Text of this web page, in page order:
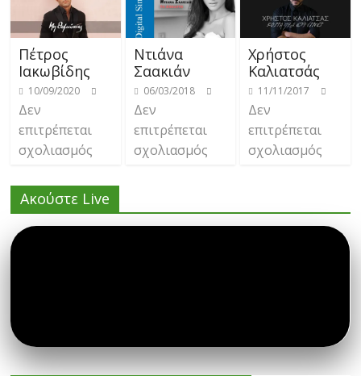
Πέτρος
Ιακωβίδης
10/09/2020
Δεν
επιτρέπεται
σχολιασμός
Ντιάνα
Σαακιάν
06/03/2018
Δεν
επιτρέπεται
σχολιασμός
Χρήστος
Καλιατσάς
11/11/2017
Δεν
επιτρέπεται
σχολιασμός
Ακούστε Live